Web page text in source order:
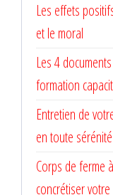
Les effets
et le moral
Les 4
formation
Entretien de
en toute sérénité
Corps de ferme
concrétiser